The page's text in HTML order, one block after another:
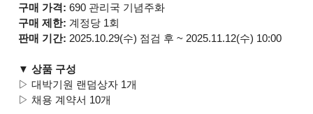
구매 가격: 690 관리국 기념주화
구매 제한: 계정당 1회
판매 기간: 2025.10.29(수) 점검 후 ~ 2025.11.12(수) 10:00
▼ 상품 구성
▷ 대박기원 랜덤상자 1개
▷ 채용 계약서 10개